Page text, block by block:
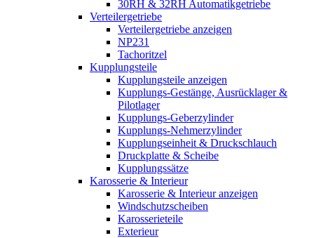
30RH & 32RH Automatikgetriebe
Verteilergetriebe
Verteilergetriebe anzeigen
NP231
Tachoritzel
Kupplungsteile
Kupplungsteile anzeigen
Kupplungs-Gestänge, Ausrücklager &
Pilotlager
Kupplungs-Geberzylinder
Kupplungs-Nehmerzylinder
Kupplungseinheit & Druckschlauch
Druckplatte & Scheibe
Kupplungssätze
Karosserie & Interieur
Karosserie & Interieur anzeigen
Windschutzscheiben
Karosserieteile
Exterieur